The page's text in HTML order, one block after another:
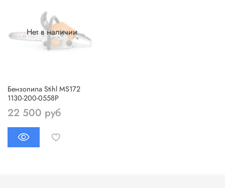
Нет в наличии
Бензопила Stihl MS172
1130-200-0558Р
22 500 руб